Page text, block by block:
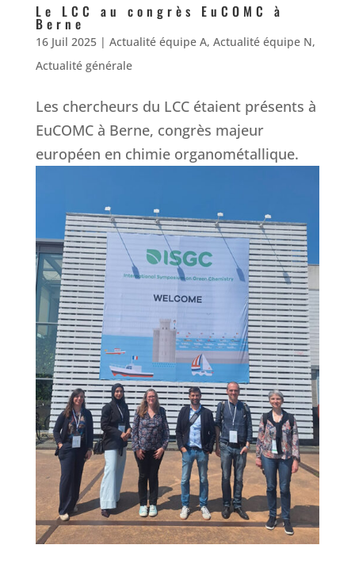
Le LCC au congrès EuCOMC à
Berne
16 Juil 2025| Actualité équipe A, Actualité équipe N,
Actualité générale
Les chercheurs du LCC étaient présents à
EuCOMC à Berne, congrès majeur
européen en chimie organométallique.